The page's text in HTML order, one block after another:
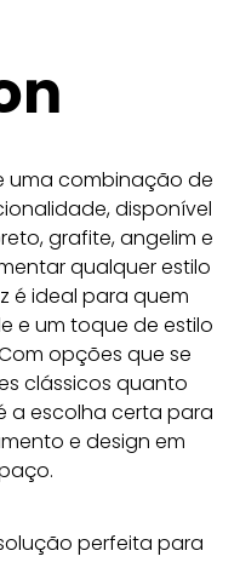
uma combinação de
disponível
grafite, angelim e
qualquer estilo
é ideal para quem
e um toque de estilo
opções que se
clássicos quanto
a escolha certa para
e design em
perfeita para